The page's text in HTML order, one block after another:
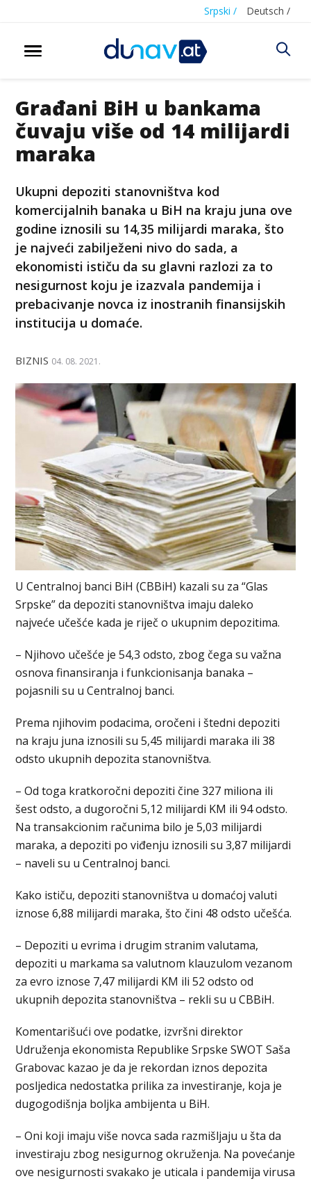
Srpski / Deutsch /
Građani BiH u bankama
čuvaju više od 14 milijardi
maraka
Ukupni depoziti stanovništva kod
komercijalnih banaka u BiH na kraju juna ove
godine iznosili su 14,35 milijardi maraka, što
je najveći zabilježeni nivo do sada, a
ekonomisti ističu da su glavni razlozi za to
nesigurnost koju je izazvala pandemija i
prebacivanje novca iz inostranih finansijskih
institucija u domaće.
BIZNIS 04. 08. 2021.
U Centralnoj banci BiH (CBBiH) kazali su za “Glas
Srpske” da depoziti stanovništva imaju daleko
najveće učešće kada je riječ o ukupnim depozitima.
– Njihovo učešće je 54,3 odsto, zbog čega su važna
osnova finansiranja i funkcionisanja banaka –
pojasnili su u Centralnoj banci.
Prema njihovim podacima, oročeni i štedni depoziti
na kraju juna iznosili su 5,45 milijardi maraka ili 38
odsto ukupnih depozita stanovništva.
– Od toga kratkoročni depoziti čine 327 miliona ili
šest odsto, a dugoročni 5,12 milijardi KM ili 94 odsto.
Na transakcionim računima bilo je 5,03 milijardi
maraka, a depoziti po viđenju iznosili su 3,87 milijardi
– naveli su u Centralnoj banci.
Kako ističu, depoziti stanovništva u domaćoj valuti
iznose 6,88 milijardi maraka, što čini 48 odsto učešća.
– Depoziti u evrima i drugim stranim valutama,
depoziti u markama sa valutnom klauzulom vezanom
za evro iznose 7,47 milijardi KM ili 52 odsto od
ukupnih depozita stanovništva – rekli su u CBBiH.
Komentarišući ove podatke, izvršni direktor
Udruženja ekonomista Republike Srpske SWOT Saša
Grabovac kazao je da je rekordan iznos depozita
posljedica nedostatka prilika za investiranje, koja je
dugogodišnja boljka ambijenta u BiH.
– Oni koji imaju više novca sada razmišljaju u šta da
investiraju zbog nesigurnog okruženja. Na povećanje
ove nesigurnosti svakako je uticala i pandemija virusa